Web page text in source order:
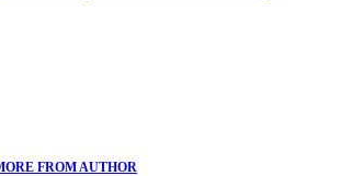
FROM AUTHOR